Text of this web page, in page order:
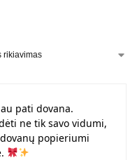
pati dovana.
ne tik savo vidumi,
popieriumi